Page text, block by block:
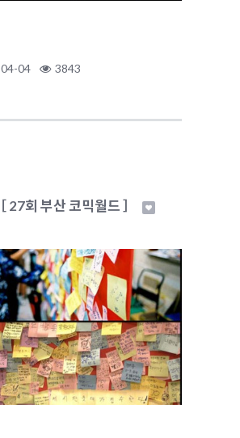
04-04 3843
［ 27회 부산 코믹월드 ］